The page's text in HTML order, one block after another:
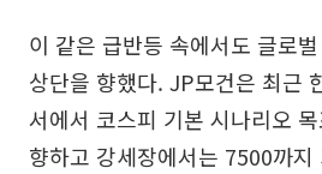
이 같은 급반등 속에서도 글로
상단을 향했다. JP모건은 최근
서에서 코스피 기본 시나리오
향하고 강세장에서는 7500까지